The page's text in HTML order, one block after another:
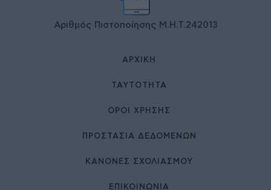
Αριθμός Πιστοποίησης Μ.Η.Τ.242013
ΑΡΧΙΚΉ
ΤΑΥΤΌΤΗΤΑ
ΌΡΟΙ ΧΡΉΣΗΣ
ΠΡΟΣΤΑΣΙΑ ΔΕΔΟΜΕΝΩΝ
ΚΑΝΟΝΕΣ ΣΧΟΛΙΑΣΜΟΥ
ΕΠΙΚΟΙΝΩΝΊΑ